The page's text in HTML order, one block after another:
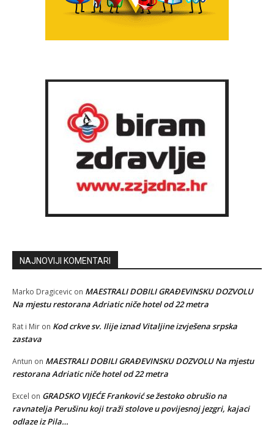
NAJNOVIJI KOMENTARI
Marko Dragicevic on MAESTRALI DOBILI GRAĐEVINSKU DOZVOLU
Na mjestu restorana Adriatic niče hotel od 22 metra
Rat i Mir on Kod crkve sv. Ilije iznad Vitaljine izvješena srpska
zastava
Antun on MAESTRALI DOBILI GRAĐEVINSKU DOZVOLU Na mjestu
restorana Adriatic niče hotel od 22 metra
Excel on GRADSKO VIJEĆE Franković se žestoko obrušio na
ravnatelja Perušinu koji traži stolove u povijesnoj jezgri, kajaci
odlaze iz Pila…